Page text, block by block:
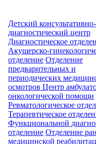
Детский консультативно-
диагностический центр
Диагностическое
Акушерско-
отделение Отделение
предварительных и
периодических
осмотровЦентр
онкологической помощи
Ревматологическое
Терапевтическое
Функциональной
отделение Отделение
медицинской